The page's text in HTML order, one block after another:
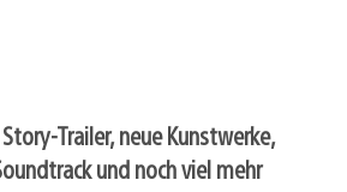
Trailer, neue Kunstwerke,
und noch viel mehr